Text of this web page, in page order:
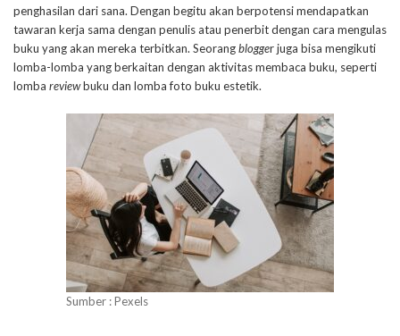
penghasilan dari sana. Dengan begitu akan berpotensi mendapatkan
tawaran kerja sama dengan penulis atau penerbit dengan cara mengulas
buku yang akan mereka terbitkan. Seorangblogger juga bisa mengikuti
lomba-lomba yang berkaitan dengan aktivitas membaca buku, seperti
lomba reviewbuku dan lomba foto buku estetik.
Sumber : Pexels